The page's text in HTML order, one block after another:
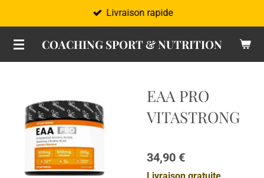
au
contenu
principal
COACHING SPORT & NUTRITION
Livraison rapide
EAA PRO
VITASTRONG
34,90 €